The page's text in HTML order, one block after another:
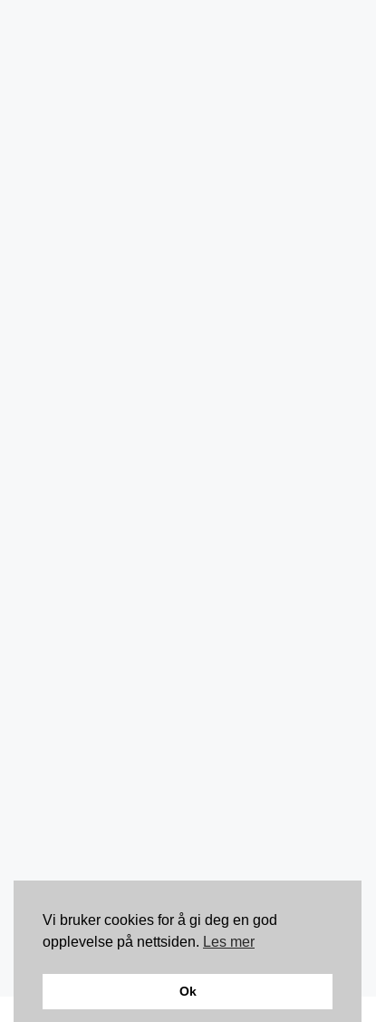
Vi bruker cookies for å gi deg en god
opplevelse på nettsiden. Les mer
Ok